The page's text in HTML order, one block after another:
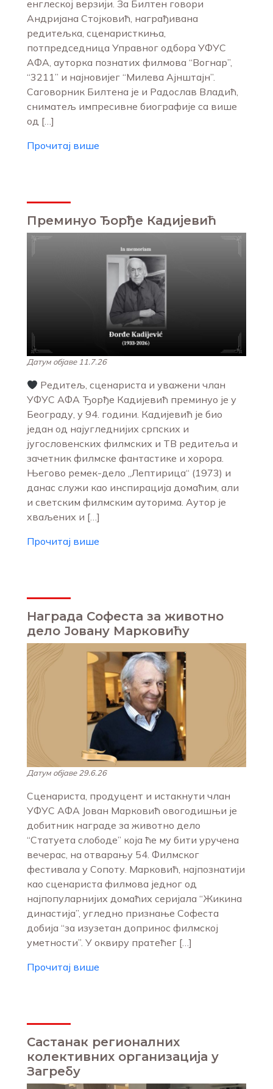
енглеској верзији. За Билтен говори
Андријана Стојковић, награђивана
редитељка, сценаристкиња,
потпредседница Управног одбора УФУС
АФА, ауторка познатих филмова “Вогнар”,
“3211” и најновијег “Милева Ајнштајн”.
Саговорник Билтена је и Радослав Владић,
сниматељ импресивне биографије са више
од […]
Прочитај више
Преминуо Ђорђе Кадијевић
Датум објаве 11.7.26
Редитељ, сценариста и уважени члан
УФУС АФА Ђорђе Кадијевић преминуо је у
Београду, у 94. години. Кадијевић је био
један од најугледнијих српских и
југословенских филмских и ТВ редитеља и
зачетник филмске фантастике и хорора.
Његово ремек-дело „Лептирица“ (1973) и
данас служи као инспирација домаћим, али
и светским филмским ауторима. Аутор је
хваљених и […]
Прочитај више
Награда Софеста за животно
дело Јовану Марковићу
Датум објаве 29.6.26
Сценариста, продуцент и истакнути члан
УФУС АФА Јован Марковић овогодишњи је
добитник награде за животно дело
“Статуета слободе” која ће му бити уручена
вечерас, на отварању 54. Филмског
фестивала у Сопоту. Марковић, најпознатији
као сценариста филмова једног од
најпопуларнијих домаћих серијала “Жикина
династија”, угледно признање Софеста
добија “за изузетан допринос филмској
уметности”. У оквиру пратећег […]
Прочитај више
Састанак регионалних
колективних организација у
Загребу